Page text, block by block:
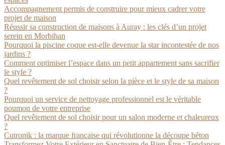
Accompagnement permis de construire pour mieux cadrer votre
projet de maison
Réussir sa construction de maisons à Auray : les clés d’un projet
serein en Morbihan
Pourquoi la piscine coque est-elle devenue la star incontestée de nos
jardins ?
Comment optimiser l’espace dans un petit appartement sans sacrifier
le style ?
Quel revêtement de sol choisir selon la pièce et le style de sa maison
?
Pourquoi un service de nettoyage professionnel est le véritable
poumon de votre entreprise
Quel revêtement de sol choisir pour un salon moderne et chaleureux
?
Cutronik : la marque française qui révolutionne la découpe béton